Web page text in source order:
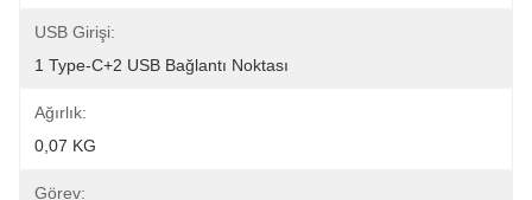
USB Girişi:
1 Type-C+2 USB Bağlantı Noktası
Ağırlık:
0,07 KG
Görev: